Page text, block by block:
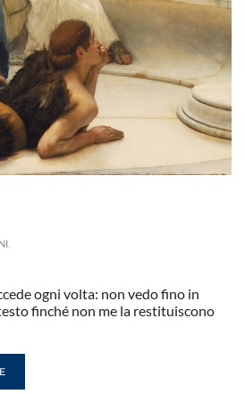
ogni volta: non vedo fino in
finché non me la restituiscono